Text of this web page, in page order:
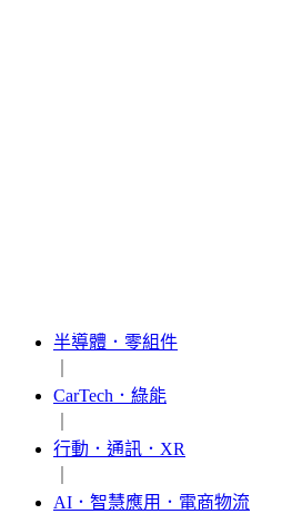
半導體．零組件
CarTech．綠能
行動．通訊．XR
AI．智慧應用．電商物流